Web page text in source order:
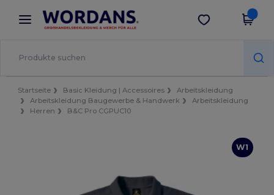
× Wordans App
Bessere Preise in der App!
App holen
Startseite Basic Kleidung | Accessoires
Arbeitskleidung
Arbeitskleidung Baugewerbe & Handwerk
Arbeitskleidung
Herren
B&C Pro CGPUC10
W1